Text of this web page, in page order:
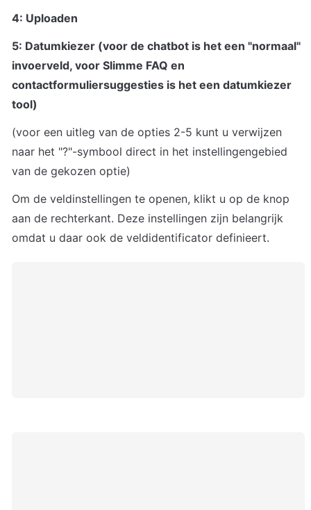
4: Uploaden
5: Datumkiezer (voor de chatbot is het een "normaal"
invoerveld, voor Slimme FAQ en
contactformuliersuggesties is het een datumkiezer
tool)
(voor een uitleg van de opties 2-5 kunt u verwijzen
naar het "?"-symbool direct in het instellingengebied
van de gekozen optie)
Om de veldinstellingen te openen, klikt u op de knop
aan de rechterkant. Deze instellingen zijn belangrijk
omdat u daar ook de veldidentificator definieert.